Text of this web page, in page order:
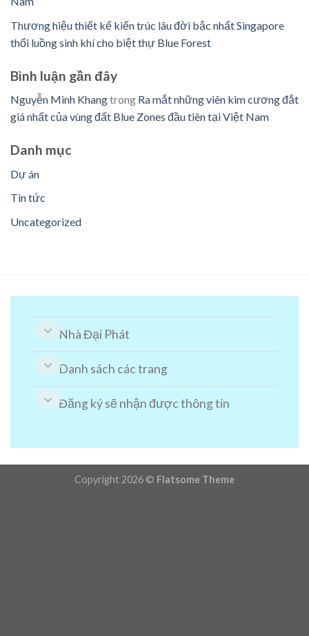
Thương hiệu thiết kế kiến trúc lâu đời bậc nhất Singapore
thổi luồng sinh khí cho biệt thự Blue Forest
Bình luận ​​gần đây
Nguyễn Minh Khangtrong Ra mắt những viên kim cương đắt
giá nhất của vùng đất Blue Zones đầu tiên tại Việt Nam
Danh mục
Dự án
Tin tức
Uncategorized
Nhà Đại Phát
Danh sách các trang
Đăng ký sẽ nhận được thông tin
Copyright 2026 © Flatsome Theme